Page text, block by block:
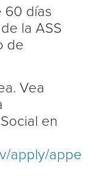
60 días
la ASS
de
Vea
en
apply/appe